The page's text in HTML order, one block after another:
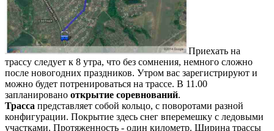
Приехать на
трассу следует к 8 утра, что без сомнения, немного сложно
после новогодних праздников. Утром вас зарегистрируют и
можно будет потренироваться на трассе. В 11.00
запланировано открытие соревнований.
Трасса представляет собой кольцо, с поворотами разной
конфигурации. Покрытие здесь снег вперемешку с ледовыми
участками. Протяженность - один километр. Ширина трассы